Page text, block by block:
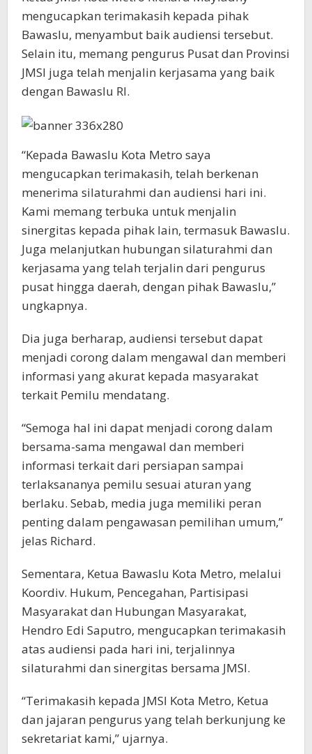
mengucapkan terimakasih kepada pihak
Bawaslu, menyambut baik audiensi tersebut.
Selain itu, memang pengurus Pusat dan Provinsi
JMSI juga telah menjalin kerjasama yang baik
dengan Bawaslu RI.
“Kepada Bawaslu Kota Metro saya
mengucapkan terimakasih, telah berkenan
menerima silaturahmi dan audiensi hari ini.
Kami memang terbuka untuk menjalin
sinergitas kepada pihak lain, termasuk Bawaslu.
Juga melanjutkan hubungan silaturahmi dan
kerjasama yang telah terjalin dari pengurus
pusat hingga daerah, dengan pihak Bawaslu,”
ungkapnya.
Dia juga berharap, audiensi tersebut dapat
menjadi corong dalam mengawal dan memberi
informasi yang akurat kepada masyarakat
terkait Pemilu mendatang.
“Semoga hal ini dapat menjadi corong dalam
bersama-sama mengawal dan memberi
informasi terkait dari persiapan sampai
terlaksananya pemilu sesuai aturan yang
berlaku. Sebab, media juga memiliki peran
penting dalam pengawasan pemilihan umum,”
jelas Richard.
Sementara, Ketua Bawaslu Kota Metro, melalui
Koordiv. Hukum, Pencegahan, Partisipasi
Masyarakat dan Hubungan Masyarakat,
Hendro Edi Saputro, mengucapkan terimakasih
atas audiensi pada hari ini, terjalinnya
silaturahmi dan sinergitas bersama JMSI.
“Terimakasih kepada JMSI Kota Metro, Ketua
dan jajaran pengurus yang telah berkunjung ke
sekretariat kami,” ujarnya.